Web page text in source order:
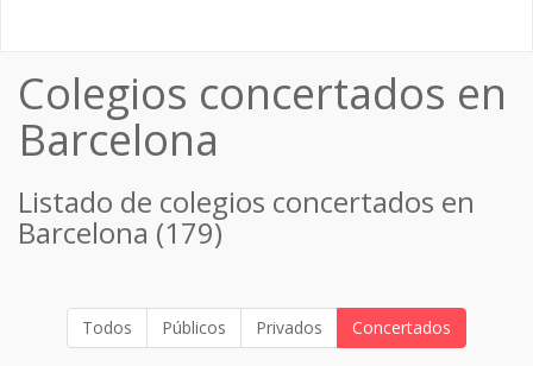
Colegios concertados en
Barcelona
Listado de colegios concertados en
Barcelona (179)
Todos Públicos Privados Concertados